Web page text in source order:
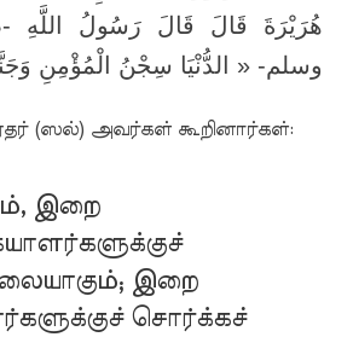
هُرَيْرَةَ قَالَ قَالَ رَسُولُ اللَّهِ -
وسلم- « الدُّنْيَا سِجْنُ الْمُؤْمِنِ
(ஸல்) அவர்கள் கூறினார்கள்:
இறை
இறை
சொர்க்கச்